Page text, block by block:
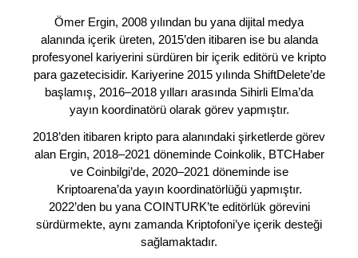
Ömer Ergin, 2008 yılından bu yana dijital medya
alanında içerik üreten, 2015’den itibaren ise bu alanda
profesyonel kariyerini sürdüren bir içerik editörü ve kripto
para gazetecisidir. Kariyerine 2015 yılında ShiftDelete’de
başlamış, 2016–2018 yılları arasında Sihirli Elma’da
yayın koordinatörü olarak görev yapmıştır.
2018’den itibaren kripto para alanındaki şirketlerde görev
alan Ergin, 2018–2021 döneminde Coinkolik, BTCHaber
ve Coinbilgi’de, 2020–2021 döneminde ise
Kriptoarena’da yayın koordinatörlüğü yapmıştır.
2022’den bu yana COINTURK’te editörlük görevini
sürdürmekte, aynı zamanda Kriptofoni’ye içerik desteği
sağlamaktadır.